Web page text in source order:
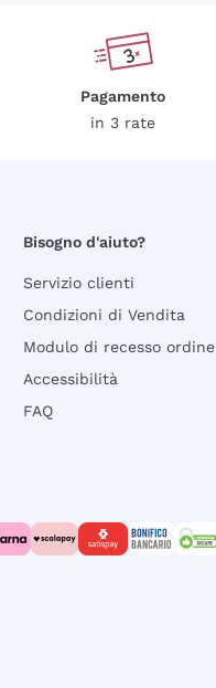
Pagamento
in 3 rate
Bisogno d'aiuto?
Servizio clienti
Condizioni di Vendita
Modulo di recesso ordine
Accessibilità
FAQ